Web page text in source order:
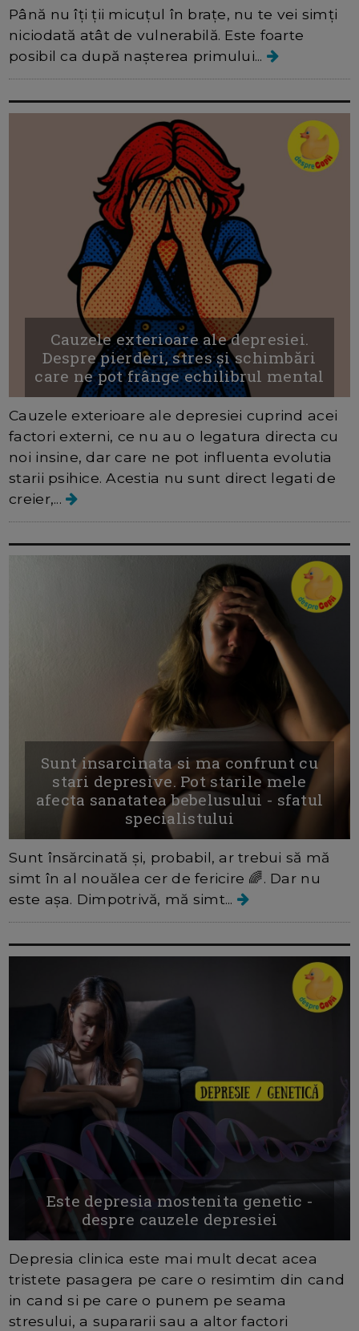
Până nu îți ții micuțul în brațe, nu te vei simți
niciodată atât de vulnerabilă. Este foarte
posibil ca după nașterea primului...
Cauzele exterioare ale depresiei.
Despre pierderi, stres și schimbări
care ne pot frânge echilibrul mental
Cauzele exterioare ale depresiei cuprind acei
factori externi, ce nu au o legatura directa cu
noi insine, dar care ne pot influenta evolutia
starii psihice. Acestia nu sunt direct legati de
creier,...
Sunt insarcinata si ma confrunt cu
stari depresive. Pot starile mele
afecta sanatatea bebelusului - sfatul
specialistului
Sunt însărcinată și, probabil, ar trebui să mă
simt în al nouălea cer de fericire 🌈. Dar nu
este așa. Dimpotrivă, mă simt...
Este depresia mostenita genetic -
despre cauzele depresiei
Depresia clinica este mai mult decat acea
tristete pasagera pe care o resimtim din cand
in cand si pe care o punem pe seama
stresului, a supararii sau a altor factori